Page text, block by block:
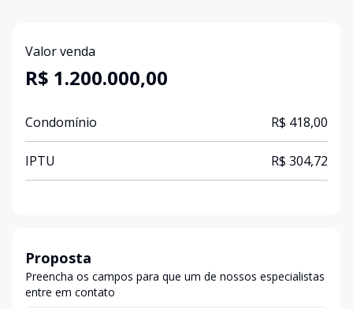
Valor venda
R$ 1.200.000,00
Condomínio R$ 418,00
IPTU R$ 304,72
Proposta
Preencha os campos para que um de nossos especialistas
entre em contato